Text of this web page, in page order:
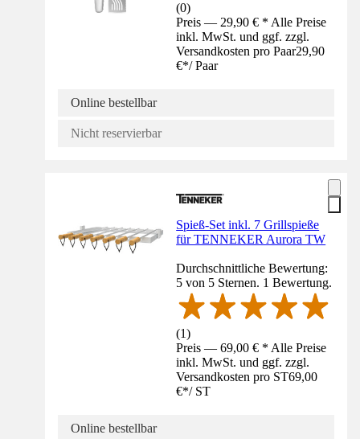
(0)
Preis — 29,90 € * Alle Preise
inkl. MwSt. und ggf. zzgl.
Versandkosten pro Paar29,90
€*/ Paar
Online bestellbar
Nicht reservierbar
Spieß-Set inkl. 7 Grillspieße
für TENNEKER Aurora TW
Durchschnittliche Bewertung:
5 von 5 Sternen. 1 Bewertung.
(1)
Preis — 69,00 € * Alle Preise
inkl. MwSt. und ggf. zzgl.
Versandkosten pro ST69,00
€*/ ST
Online bestellbar